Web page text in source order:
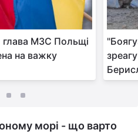
глава МЗС Польщі
на важку
морі - що варто